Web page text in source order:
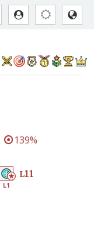
139%
L1
L11